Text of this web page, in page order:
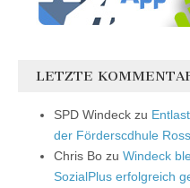
LETZTE
SPD Windeck zu
der Förderscdhule
Chris Bo zu Windeck
SozialPlus erfolgreich